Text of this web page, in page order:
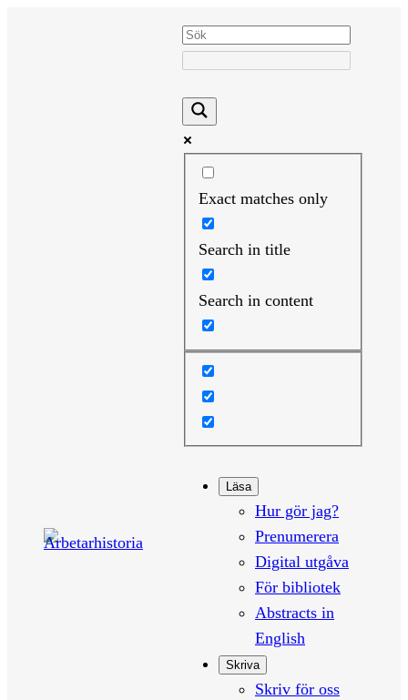
Exact matches only
Search in title
Search in content
Läsa
Hur gör jag?
Prenumerera
Digital utgåva
För bibliotek
Abstracts in
English
Skriva
Skriv för oss